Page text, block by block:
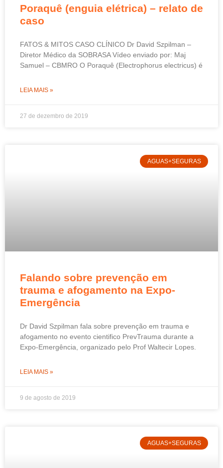
Poraquê (enguia elétrica) – relato de
caso
FATOS & MITOS CASO CLÍNICO Dr David Szpilman –
Diretor Médico da SOBRASA Vídeo enviado por: Maj
Samuel – CBMRO O Poraquê (Electrophorus electricus) é
LEIA MAIS »
27 de dezembro de 2019
AGUAS+SEGURAS
Falando sobre prevenção em
trauma e afogamento na Expo-
Emergência
Dr David Szpilman fala sobre prevenção em trauma e
afogamento no evento cientifico PrevTrauma durante a
Expo-Emergência, organizado pelo Prof Waltecir Lopes.
LEIA MAIS »
9 de agosto de 2019
AGUAS+SEGURAS